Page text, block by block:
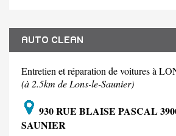
AUTO CLEAN
Entretien et réparation de voitures à
(à 2.5km de Lons-le-Saunier)
930 RUE BLAISE PASCAL
SAUNIER